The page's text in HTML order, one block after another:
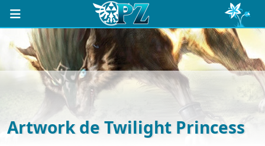
Artwork de Twilight Princess